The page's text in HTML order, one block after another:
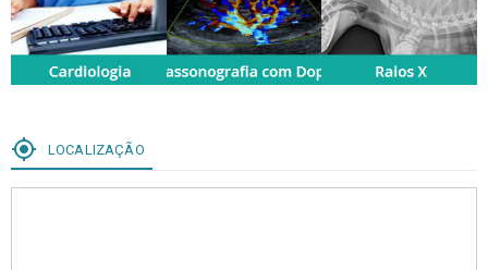
my_location LOCALIZAÇÃO